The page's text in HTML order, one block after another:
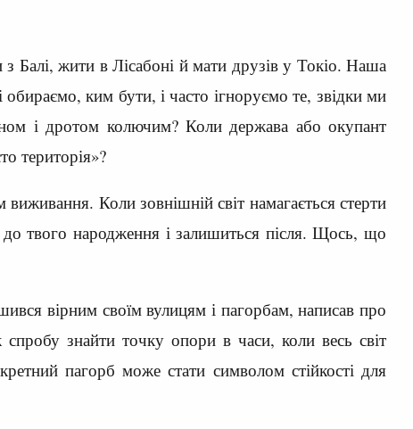
жити в Лісабоні й мати друзів у Токіо. Наша
ким бути, і часто ігноруємо те, звідки ми
і дротом колючим? Коли держава або окупант
територія»?
Коли зовнішній світ намагається стерти
твого народження і залишиться після. Щось, що
вірним своїм вулицям і пагорбам, написав про
знайти точку опори в часи, коли весь світ
пагорб може стати символом стійкості для